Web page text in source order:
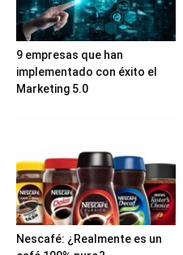
9 empresas que han
implementado con éxito el
Marketing 5.0
Nescafé: ¿Realmente es un